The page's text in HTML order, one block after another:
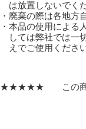
は放置しないでくだ
・廃棄の際は各地方
・本品の使用による
しては弊社では一
えでご使用ください
★★★★★ この商